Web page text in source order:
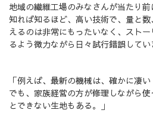
地域の繊維工場のみなさんが当たり
知れば知るほど、高い技術で、量と
えるのは非常にもったいなく、スト
るよう微力ながら日々試行錯誤してい
「例えば、最新の機械は、確かに凄い
でも、家族経営の方が修理しながら
とできない生地もある。」